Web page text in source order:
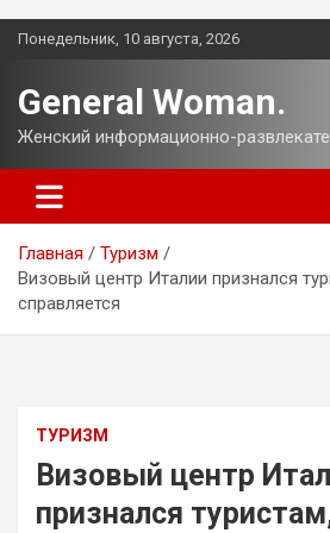
Перейти
Понедельник, 10 августа, 2026
General Woman.
Женский информационно-
Главная
Туризм
Визовый центр Италии признался
справляется
ТУРИЗМ
Визовый центр
признался